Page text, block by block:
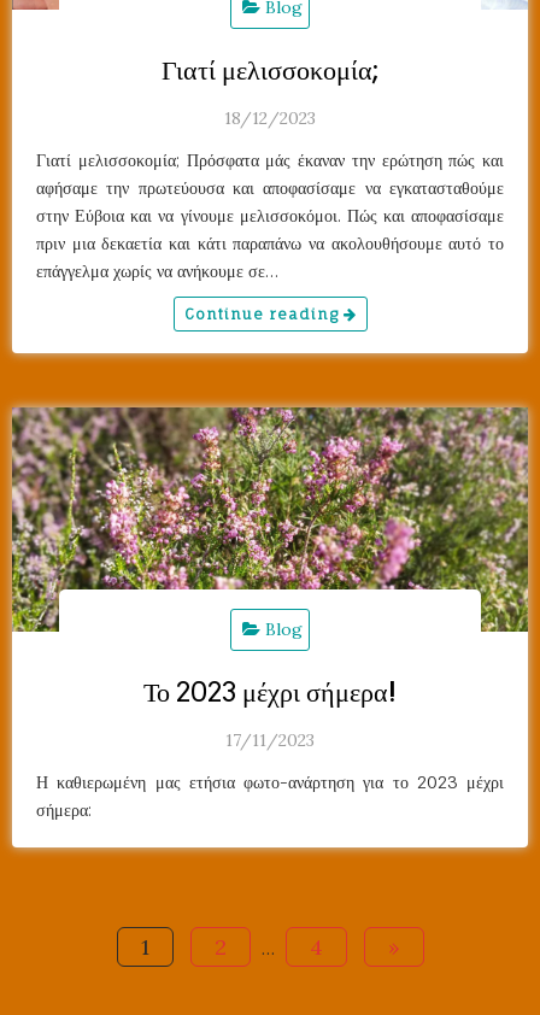
Blog
Γιατί μελισσοκομία;
18/12/2023
Γιατί μελισσοκομία; Πρόσφατα μάς έκαναν την ερώτηση πώς και
αφήσαμε την πρωτεύουσα και αποφασίσαμε να εγκατασταθούμε
στην Εύβοια και να γίνουμε μελισσοκόμοι. Πώς και αποφασίσαμε
πριν μια δεκαετία και κάτι παραπάνω να ακολουθήσουμε αυτό το
επάγγελμα χωρίς να ανήκουμε σε…
Continue reading
Blog
Το 2023 μέχρι σήμερα!
17/11/2023
Η καθιερωμένη μας ετήσια φωτο-ανάρτηση για το 2023 μέχρι
σήμερα:
Σελιδοποίηση
άρθρων
1 2 … 4 »